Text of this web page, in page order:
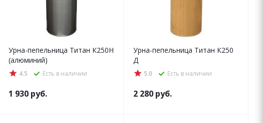
Урна-пепельница Титан К250Н
(алюминий)
4.5 Есть в наличии
1 930 руб.
Урна-пепельница Титан К250
Д
5.0 Есть в наличии
2 280 руб.